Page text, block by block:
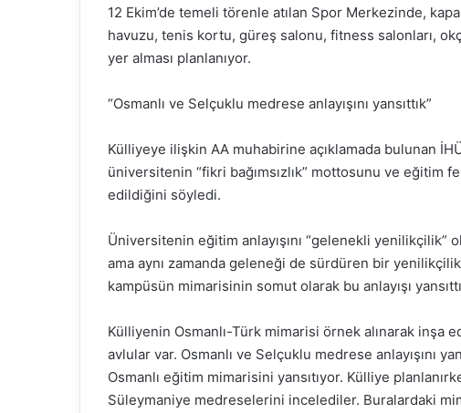
12 Ekim’de temeli törenle atılan Spor Merkezinde,
havuzu, tenis kortu, güreş salonu, fitness salonları,
yer alması planlanıyor.
“Osmanlı ve Selçuklu medrese anlayışını yansıttık”
Külliyeye ilişkin AA muhabirine açıklamada bulunan
üniversitenin “fikri bağımsızlık” mottosunu ve eğitim
edildiğini söyledi.
Üniversitenin eğitim anlayışını “gelenekli yenilikçilik”
ama aynı zamanda geleneği de sürdüren bir yenilikçilik
kampüsün mimarisinin somut olarak bu anlayışı
Külliyenin Osmanlı-Türk mimarisi örnek alınarak inşa
avlular var. Osmanlı ve Selçuklu medrese anlayışını
Osmanlı eğitim mimarisini yansıtıyor. Külliye
Süleymaniye medreselerini incelediler. Buralardaki